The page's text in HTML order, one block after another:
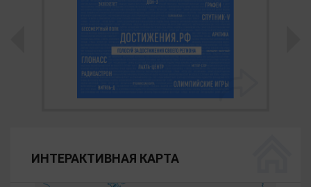
ИНТЕРАКТИВНАЯ КАРТА